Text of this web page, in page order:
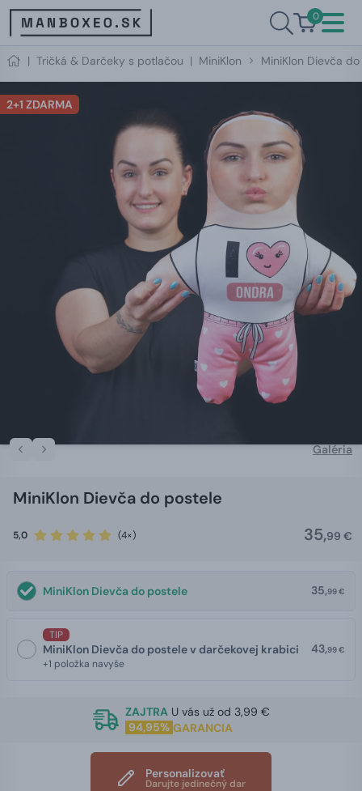
0
| Tričká & Darčeky s potlačou | MiniKlon MiniKlon Dievča
2+1 ZDARMA
Galéria
MiniKlon Dievča do postele
5,0 (4×) 35,99 €
MiniKlon Dievča do postele 35,99 €
TIP
MiniKlon Dievča do postele v darčekovej krabici
+1 položka navyše
43,99 €
ZAJTRA U vás už od 3,99 €
94,95% GARANCIA
Personalizovať
Darujte jedinečný dar